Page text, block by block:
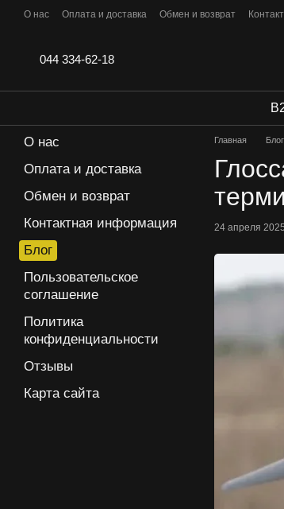
Перейти к основному контенту
О нас Оплата и доставка Обмен и возврат
044 334-62-18
Главная Блог
24 апреля 2025
О нас
Оплата и доставка
Обмен и возврат
Контактная информация
Блог
Пользовательское
соглашение
Политика
конфиденциальности
Отзывы
Карта сайта